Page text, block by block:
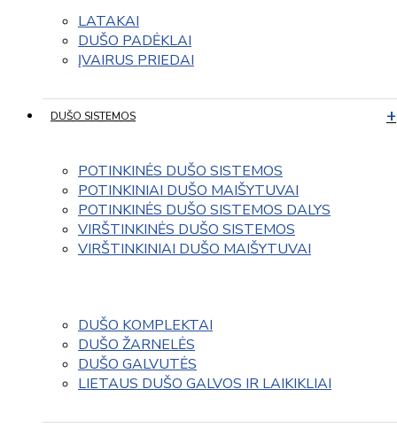
LATAKAI
DUŠO PADĖKLAI
ĮVAIRUS PRIEDAI
DUŠO SISTEMOS
POTINKINĖS DUŠO SISTEMOS
POTINKINIAI DUŠO MAIŠYTUVAI
POTINKINĖS DUŠO SISTEMOS DALYS
VIRŠTINKINĖS DUŠO SISTEMOS
VIRŠTINKINIAI DUŠO MAIŠYTUVAI
DUŠO KOMPLEKTAI
DUŠO ŽARNELĖS
DUŠO GALVUTĖS
LIETAUS DUŠO GALVOS IR LAIKIKLIAI